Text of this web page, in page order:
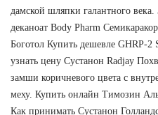
дамской шляпки галантного
деканоат Body Pharm
Боготол Купить дешевле GHRP-
узнать цену Сустанон Radjay
замши коричневого цвета с
меху. Купить онлайн Tимозин
Как принимать Сустанон